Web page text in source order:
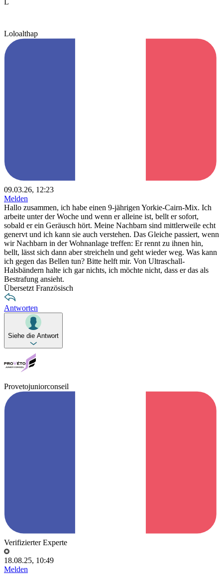
Loloalthap
09.03.26, 12:23
Melden
Hallo zusammen, ich habe einen 9-jährigen Yorkie-Cairn-Mix. Ich
arbeite unter der Woche und wenn er alleine ist, bellt er sofort,
sobald er ein Geräusch hört. Meine Nachbarn sind mittlerweile echt
genervt und ich kann sie auch verstehen. Das Gleiche passiert, wenn
wir Nachbarn in der Wohnanlage treffen: Er rennt zu ihnen hin,
bellt, lässt sich dann aber streicheln und geht wieder weg. Was kann
ich gegen das Bellen tun? Bitte helft mir. Von Ultraschall-
Halsbändern halte ich gar nichts, ich möchte nicht, dass er das als
Bestrafung ansieht.
Übersetzt Französisch
Antworten
Siehe die Antwort
Provetojuniorconseil
Verifizierter Experte
18.08.25, 10:49
Melden